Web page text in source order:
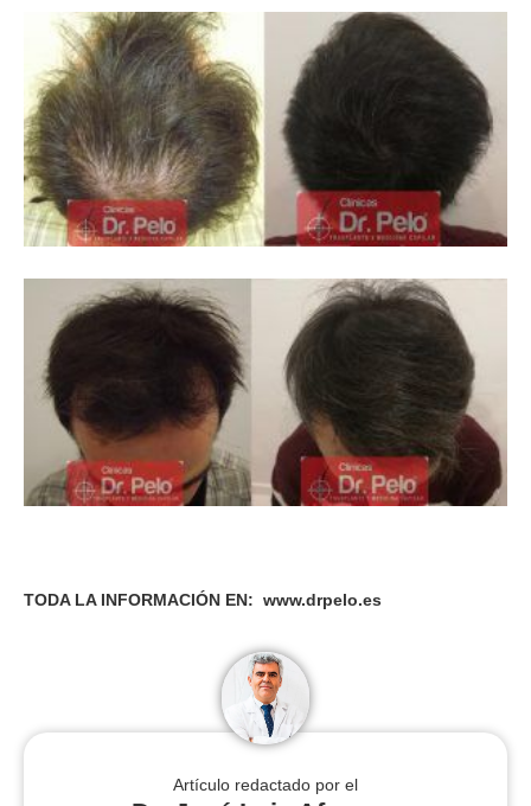
TODA LA INFORMACIÓN EN: www.drpelo.es
Artículo redactado por el